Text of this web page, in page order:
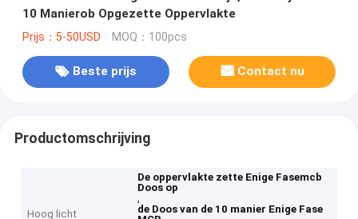
10 Manierob Opgezette Oppervlakte
Prijs：5-50USD MOQ：100pcs
Beste prijs Contact nu
Productomschrijving
Hoog licht
De oppervlakte zette Enige Fasemcb
Doos op
,
de Doos van de 10 manier Enige Fase